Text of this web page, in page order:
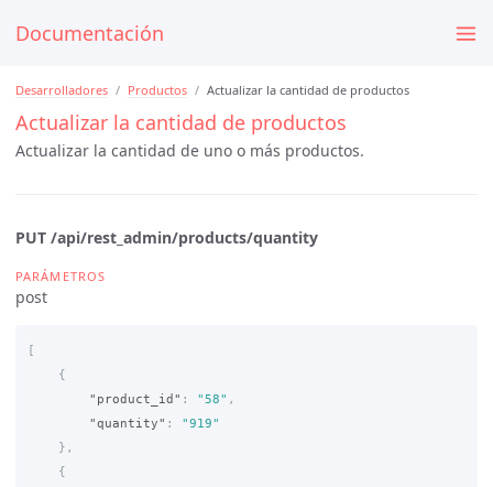
Documentación
Desarrolladores Productos Actualizar la cantidad de productos
Actualizar la cantidad de productos
Actualizar la cantidad de uno o más productos.
PUT /api/rest_admin/products/quantity
PARÁMETROS
post
[
{
"product_id" : "58" ,
"quantity" :
"919"
},
{